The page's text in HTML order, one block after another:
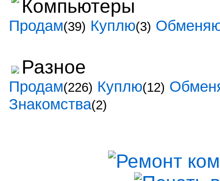
Компьютеры
Продам(39) Куплю(3)
Разное
Продам(226) Куплю(12)
Знакомства(2)